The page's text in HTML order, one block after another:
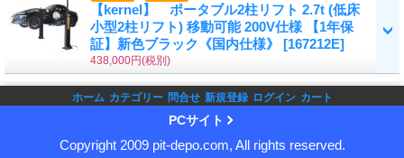
【kernel】 ポータブル2柱リフト 2.7t (低床
小型2柱リフト) 移動可能 200V仕様 【1年保
証】新色ブラック《国内仕様》 [167212E]
438,000円(税別)
ホーム カテゴリー 問合せ 新規登録 ログイン カート
PCサイト
Copyright 2009 pit-depo.com, All rights reserved.